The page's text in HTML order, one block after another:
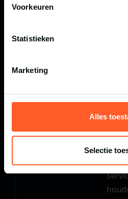
Voorkeuren
Statistieken
Marketing
Alles
Selectie
uth
_pinteres Pinterest